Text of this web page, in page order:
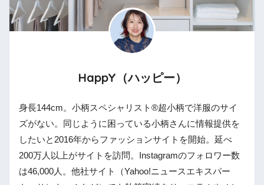
HappY（ハッピー）
身長144cm。小柄スペシャリスト®︎超小柄で洋服のサイ
ズがない。同じように困っている小柄さんに情報提供を
したいと2016年からファッションサイトを開始。延べ
200万人以上がサイトを訪問。Instagramのフォロワー数
は46,000人。他社サイト（Yahoo!ニュースエキスパー